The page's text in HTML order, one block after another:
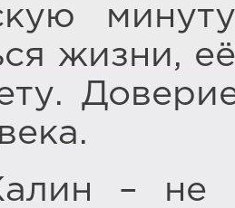
жизни,
– не